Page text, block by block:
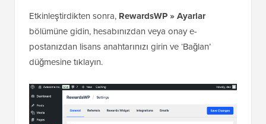
Etkinleştirdikten sonra, RewardsWP » Ayarlar
bölümüne gidin, hesabınızdan veya onay e-
postanızdan lisans anahtarınızı girin ve ‘Bağlan’
düğmesine tıklayın.